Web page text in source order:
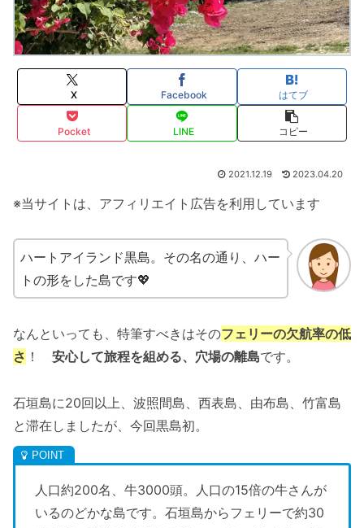
X Facebook はてブ
Pocket LINE コピー
2021.12.19 2023.04.20
※当サイトは、アフィリエイト広告を利用しています
ハートアイランド黒島。その名の通り、ハー
トの形をした島です💖
なんといっても、特筆すべきはそのフェリーの欠航率の低
さ ！ 安心して旅程を組める、穴場の離島です。
石垣島に20回以上、波照間島、西表島、由布島、竹富島
と滞在しましたが、今回黒島初。
人口約200名、牛3000頭。人口の15倍の牛さんが
いるのどかな島です。石垣島からフェリーで約30